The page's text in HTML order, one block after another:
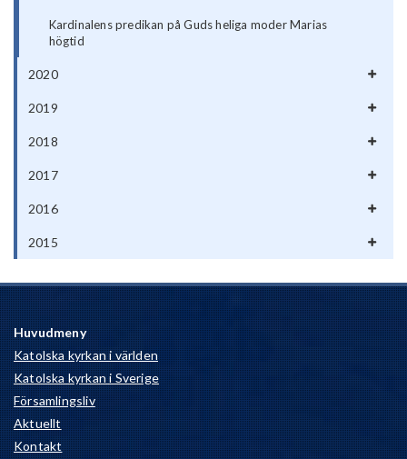
Kardinalens predikan på Guds heliga moder Marias
högtid
2020
2019
2018
2017
2016
2015
Huvudmeny
Katolska kyrkan i världen
Katolska kyrkan i Sverige
Församlingsliv
Aktuellt
Kontakt